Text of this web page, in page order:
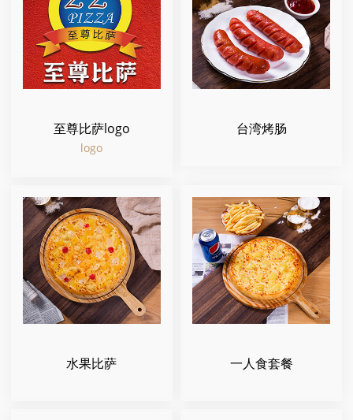
至尊比萨logo
logo
台湾烤肠
水果比萨 一人食套餐